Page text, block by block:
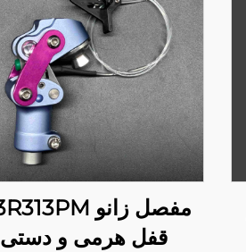
قفل هرمی و دستی